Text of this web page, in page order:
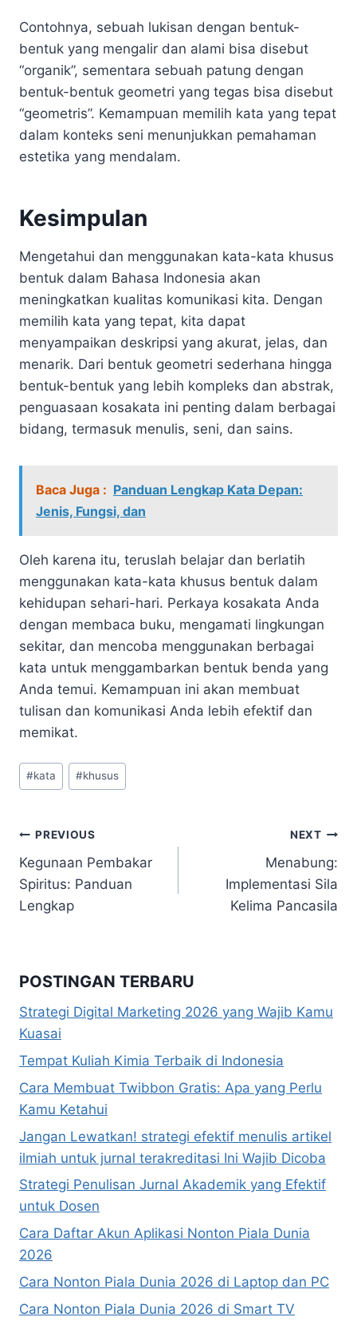
Contohnya, sebuah lukisan dengan bentuk-
bentuk yang mengalir dan alami bisa disebut
“organik”, sementara sebuah patung dengan
bentuk-bentuk geometri yang tegas bisa disebut
“geometris”. Kemampuan memilih kata yang tepat
dalam konteks seni menunjukkan pemahaman
estetika yang mendalam.
Kesimpulan
Mengetahui dan menggunakan kata-kata khusus
bentuk dalam Bahasa Indonesia akan
meningkatkan kualitas komunikasi kita. Dengan
memilih kata yang tepat, kita dapat
menyampaikan deskripsi yang akurat, jelas, dan
menarik. Dari bentuk geometri sederhana hingga
bentuk-bentuk yang lebih kompleks dan abstrak,
penguasaan kosakata ini penting dalam berbagai
bidang, termasuk menulis, seni, dan sains.
Baca Juga : Panduan Lengkap Kata Depan:
Jenis, Fungsi, dan
Oleh karena itu, teruslah belajar dan berlatih
menggunakan kata-kata khusus bentuk dalam
kehidupan sehari-hari. Perkaya kosakata Anda
dengan membaca buku, mengamati lingkungan
sekitar, dan mencoba menggunakan berbagai
kata untuk menggambarkan bentuk benda yang
Anda temui. Kemampuan ini akan membuat
tulisan dan komunikasi Anda lebih efektif dan
memikat.
Post
Tags:
#kata #khusus
Navigasi
pos
PREVIOUS
Kegunaan Pembakar
Spiritus: Panduan
Lengkap
NEXT
Menabung:
Implementasi Sila
Kelima Pancasila
POSTINGAN TERBARU
Strategi Digital Marketing 2026 yang Wajib Kamu
Kuasai
Tempat Kuliah Kimia Terbaik di Indonesia
Cara Membuat Twibbon Gratis: Apa yang Perlu
Kamu Ketahui
Jangan Lewatkan! strategi efektif menulis artikel
ilmiah untuk jurnal terakreditasi Ini Wajib Dicoba
Strategi Penulisan Jurnal Akademik yang Efektif
untuk Dosen
Cara Daftar Akun Aplikasi Nonton Piala Dunia
2026
Cara Nonton Piala Dunia 2026 di Laptop dan PC
Cara Nonton Piala Dunia 2026 di Smart TV